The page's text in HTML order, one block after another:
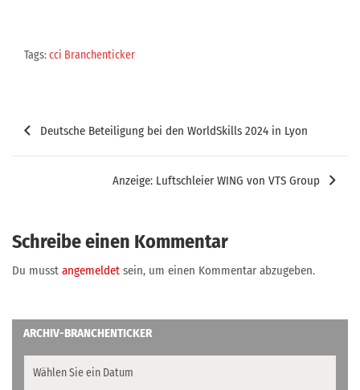
Tags:cci Branchenticker
Beitragsnavigation
Deutsche Beteiligung bei den WorldSkills 2024 in Lyon
Anzeige: Luftschleier WING von VTS Group
Schreibe einen Kommentar
Du musst angemeldet sein, um einen Kommentar abzugeben.
ARCHIV-BRANCHENTICKER